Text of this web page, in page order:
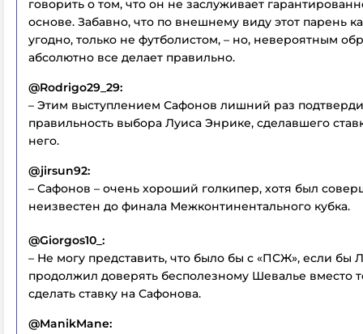
говорить о том, что он не заслуживает
основе. Забавно, что по внешнему виду этот парень
угодно, только не футболистом, – но, невероятным
абсолютно все делает правильно.
@Rodrigo29_29:
– Этим выступлением Сафонов лишний раз
правильность выбора Луиса Энрике, сделавшего
него.
@jirsun92:
– Сафонов – очень хороший голкипер, хотя был
неизвестен до финала Межконтинентального кубка.
@Giorgos10_:
– Не могу представить, что было бы с «ПСЖ», если бы
продолжил доверять бесполезному Шевалье вместо
сделать ставку на Сафонова.
@ManikMane: